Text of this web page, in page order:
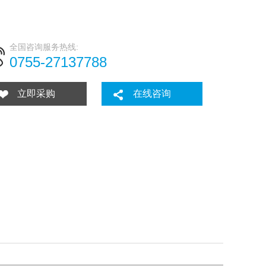
全国咨询服务热线:
0755-27137788
立即采购 在线咨询